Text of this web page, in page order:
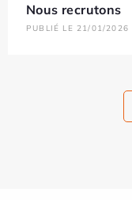
Nous recrutons
PUBLIÉ LE 21/01/2026